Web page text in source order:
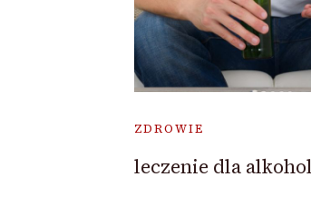
ZDROWIE
leczenie dla